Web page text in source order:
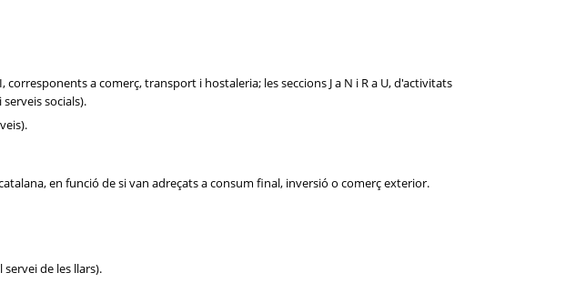
a comerç, transport i hostaleria; les seccions J a N i R a U, d'activitats
socials).
en funció de si van adreçats a consum final, inversió o comerç exterior.
de les llars).